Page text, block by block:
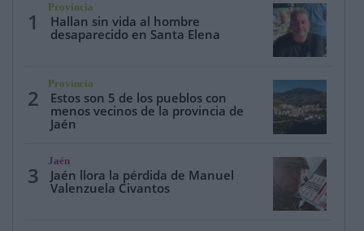
1
Provincia
Hallan sin vida al hombre
desaparecido en Santa Elena
2
Provincia
Estos son 5 de los pueblos con
menos vecinos de la provincia de
Jaén
3
Jaén
Jaén llora la pérdida de Manuel
Valenzuela Civantos